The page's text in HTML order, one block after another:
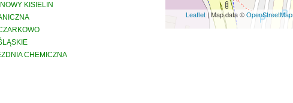
KISIELIN
CHEMICZNA
Leaflet | Map data ©OpenStreetMap